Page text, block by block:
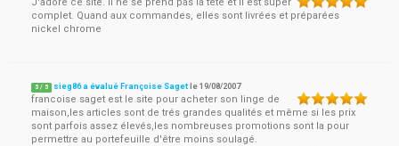
complet. Quand aux commandes, elles sont livrées et préparées
nickel chrome
5 / 5 sieg86 a évalué Françoise Saget le19/08/2007
francoise saget est le site pour acheter son linge de
maison,les articles sont de trés grandes qualités et même si les prix
sont parfois assez élevés,les nombreuses promotions sont la pour
permettre au portefeuille d'être moins soulagé.